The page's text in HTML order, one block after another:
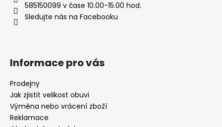
585150099 v čase 10.00-15.00 hod.
Sledujte nás na Facebooku
Informace pro vás
Prodejny
Jak zjistit velikost obuvi
Výměna nebo vrácení zboží
Reklamace